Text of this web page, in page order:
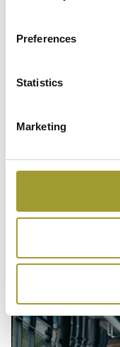
Preferences
Statistics
Marketing